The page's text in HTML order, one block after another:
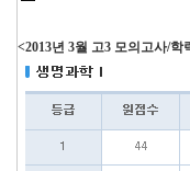
<2013년 3월 고3 모의고사/